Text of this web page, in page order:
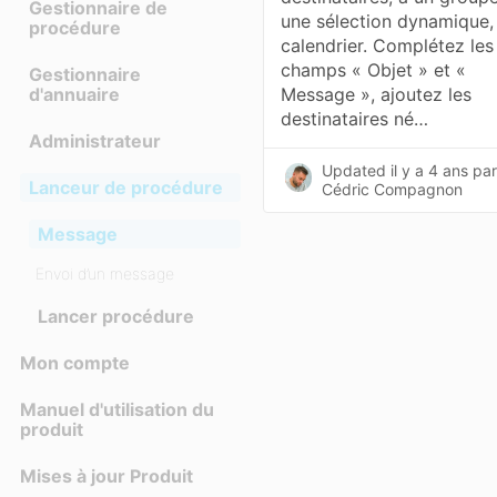
Gestionnaire de
procédure
Gestionnaire
d'annuaire
Administrateur
Lanceur de procédure
Message
Envoi d’un message
Lancer procédure
Mon compte
Manuel d'utilisation du
produit
Mises à jour Produit
une sélection dynamique,
calendrier. Complétez les
champs « Objet » et «
Message », ajoutez les
destinataires né…
Updated il y a 4 ans par
Cédric Compagnon